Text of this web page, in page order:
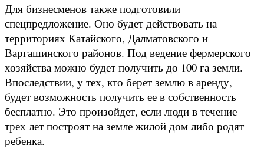
Для бизнесменов также подготовили
спецпредложение. Оно будет действовать на
территориях Катайского, Далматовского и
Варгашинского районов. Под ведение фермерского
хозяйства можно будет получить до 100 га земли.
Впоследствии, у тех, кто берет землю в аренду,
будет возможность получить ее в собственность
бесплатно. Это произойдет, если люди в течение
трех лет построят на земле жилой дом либо родят
ребенка.